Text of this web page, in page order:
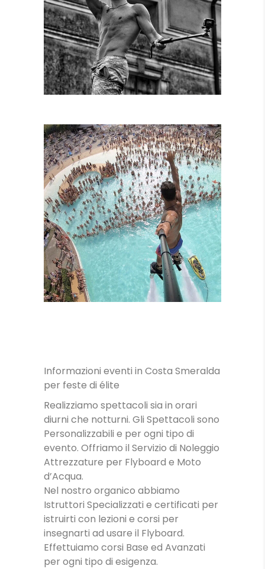
DIURNI E
NOTTURNI
SPETTACOLI IN
PISCINA
LEZIONI
Informazioni eventi in Costa Smeralda
per feste di élite
Realizziamo spettacoli sia in orari
diurni che notturni. Gli Spettacoli sono
Personalizzabili e per ogni tipo di
evento. Offriamo il Servizio di Noleggio
Attrezzature per Flyboard e Moto
d’Acqua.
Nel nostro organico abbiamo
Istruttori Specializzati e certificati per
istruirti con lezioni e corsi per
insegnarti ad usare il Flyboard.
Effettuiamo corsi Base ed Avanzati
per ogni tipo di esigenza.